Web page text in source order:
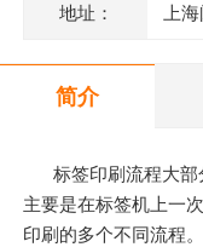
地址： 上
简介
标签印刷流程大
主要是在标签机上一
印刷的多个不同流程